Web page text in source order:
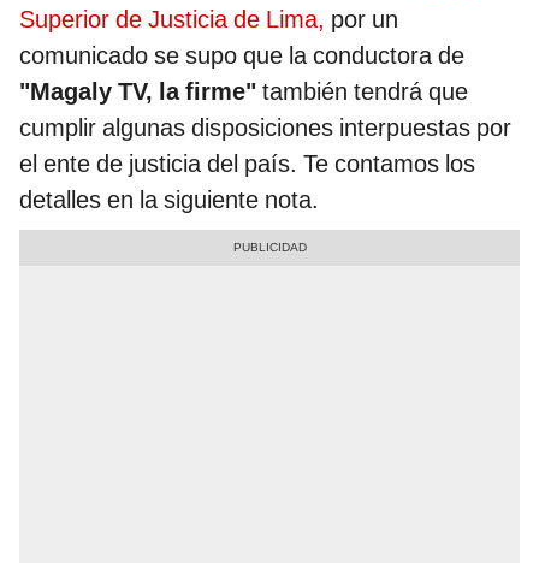
Superior de Justicia de Lima, por un
comunicado se supo que la conductora de
"Magaly TV, la firme" también tendrá que
cumplir algunas disposiciones interpuestas por
el ente de justicia del país. Te contamos los
detalles en la siguiente nota.